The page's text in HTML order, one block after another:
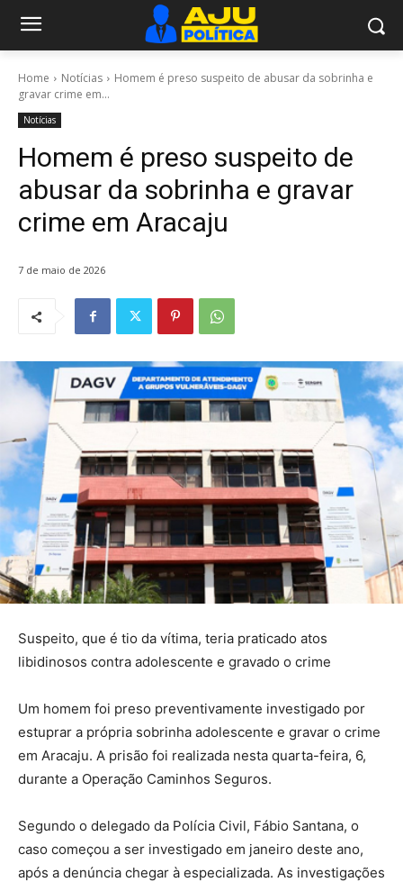
Home Notícias
Homem é preso suspeito de abusar da sobrinha e
gravar crime em...
Notícias
Homem é preso suspeito de
abusar da sobrinha e gravar
crime em Aracaju
7 de maio de 2026
Suspeito, que é tio da vítima, teria praticado atos
libidinosos contra adolescente e gravado o crime
Um homem foi preso preventivamente investigado por
estuprar a própria sobrinha adolescente e gravar o crime
em Aracaju. A prisão foi realizada nesta quarta-feira, 6,
durante a Operação Caminhos Seguros.
Segundo o delegado da Polícia Civil, Fábio Santana, o
caso começou a ser investigado em janeiro deste ano,
após a denúncia chegar à especializada. As investigações